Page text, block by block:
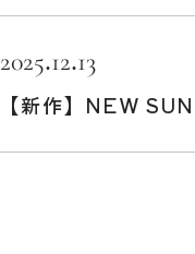
2025.12.13
【新作】NEW